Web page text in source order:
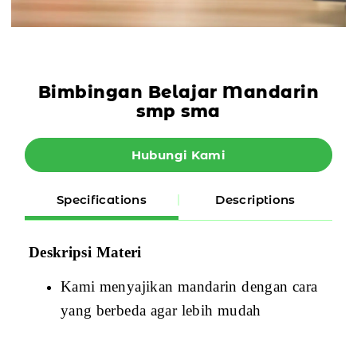
Bimbingan Belajar Mandarin
smp sma
Hubungi Kami
Specifications Descriptions
Deskripsi Materi
Kami menyajikan mandarin dengan cara
yang berbeda agar lebih mudah